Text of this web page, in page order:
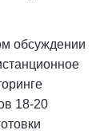
обсуждении
18-20